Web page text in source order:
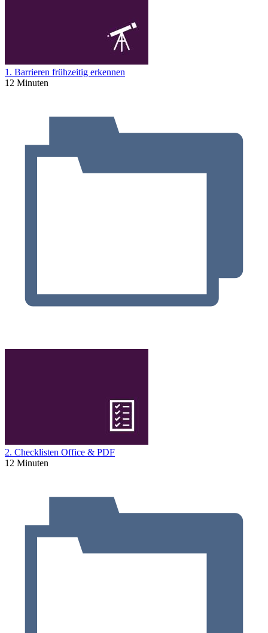
1. Barrieren frühzeitig erkennen
12 Minuten
2. Checklisten Office & PDF
12 Minuten